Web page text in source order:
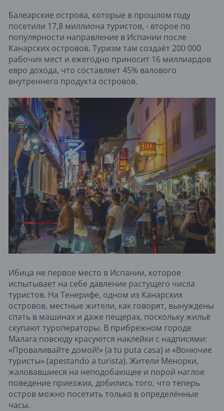
Балеарские острова, которые в прошлом году
посетили 17,8 миллиона туристов, - второе по
популярности направление в Испании после
Канарских островов. Туризм там создаёт 200 000
рабочих мест и ежегодно приносит 16 миллиардов
евро дохода, что составляет 45% валового
внутреннего продукта островов.
Ибица не первое место в Испании, которое
испытывает на себе давление растущего числа
туристов. На Тенерифе, одном из Канарских
островов, местные жители, как говорят, вынуждены
спать в машинах и даже пещерах, поскольку жильё
скупают туроператоры. В прибрежном городе
Малага повсюду красуются наклейки с надписями:
«Проваливайте домой!» (a tu puta casa) и «Вонючие
туристы» (apestando a turista). Жители Менорки,
жаловавшиеся на неподобающее и порой наглое
поведение приезжих, добились того, что теперь
остров можно посетить только в определённые
часы.